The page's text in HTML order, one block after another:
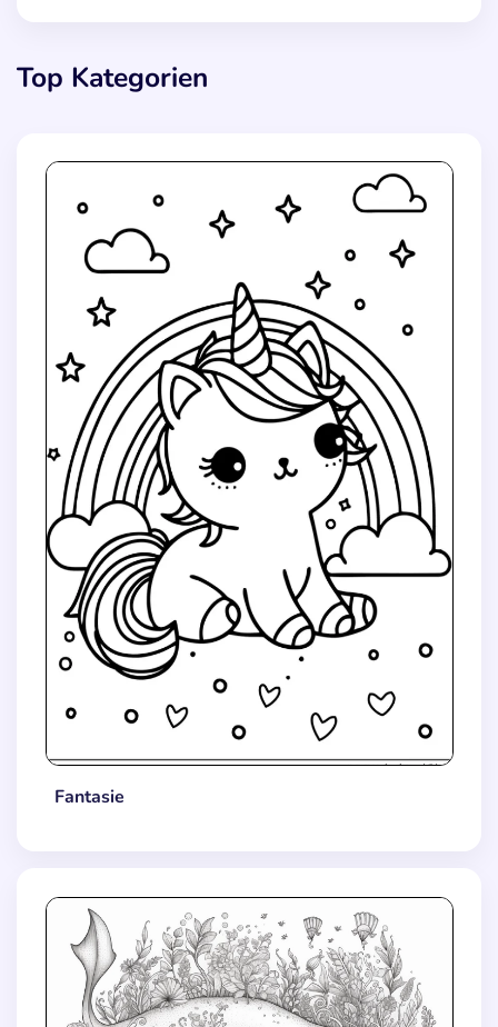
Top Kategorien
Fantasie